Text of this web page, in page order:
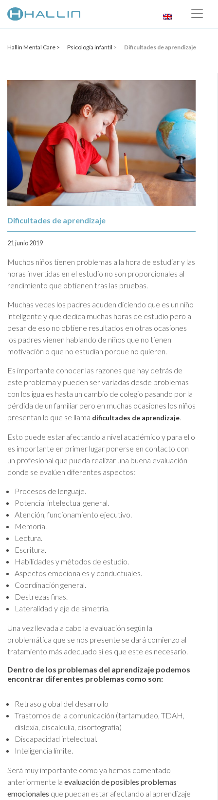
Hallin Mental Care > Psicología infantil > Dificultades de aprendizaje
Dificultades de aprendizaje
21 junio 2019
Muchos niños tienen problemas a la hora de estudiar y las
horas invertidas en el estudio no son proporcionales al
rendimiento que obtienen tras las pruebas.
Muchas veces los padres acuden diciendo que es un niño
inteligente y que dedica muchas horas de estudio pero a
pesar de eso no obtiene resultados en otras ocasiones
los padres vienen hablando de niños que no tienen
motivación o que no estudian porque no quieren.
Es importante conocer las razones que hay detrás de
este problema y pueden ser variadas desde problemas
con los iguales hasta un cambio de colegio pasando por la
pérdida de un familiar pero en muchas ocasiones los niños
presentan lo que se llama dificultades de aprendizaje
Esto puede estar afectando a nivel académico y para ello
es importante en primer lugar ponerse en contacto con
un profesional que pueda realizar una buena evaluación
donde se evalúen diferentes aspectos:
Procesos de lenguaje.
Potencial intelectual general.
Atención, funcionamiento ejecutivo.
Memoria.
Lectura.
Escritura.
Habilidades y métodos de estudio.
Aspectos emocionales y conductuales.
Coordinación general.
Destrezas finas.
Lateralidad y eje de simetría.
Una vez llevada a cabo la evaluación según la
problemática que se nos presente se dará comienzo al
tratamiento más adecuado si es que este es necesario.
Dentro de los problemas del aprendizaje podemos
encontrar diferentes problemas como son:
Retraso global del desarrollo
Trastornos de la comunicación (tartamudeo, TDAH,
dislexia, discalculia, disortografía)
Discapacidad intelectual.
Inteligencia límite.
Será muy importante como ya hemos comentado
anteriormente la evaluación de posibles problemas
emocionales que puedan estar afectando al aprendizaje